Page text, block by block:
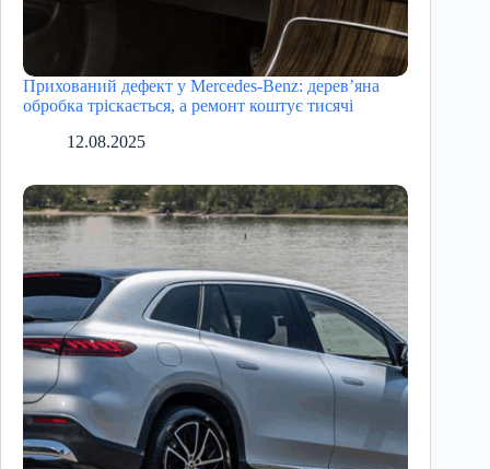
Прихований дефект у Mercedes-Benz: дерев’яна
обробка тріскається, а ремонт коштує тисячі
12.08.2025